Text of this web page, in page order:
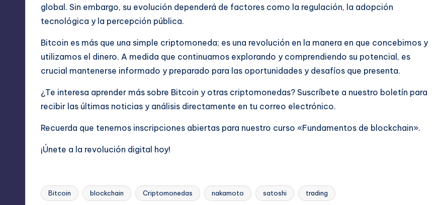
global. Sin embargo, su evolución dependerá de factores como la regulación, la adopción
tecnológica y la percepción pública.
Bitcoin es más que una simple criptomoneda; es una revolución en la manera en que concebimos y
utilizamos el dinero. A medida que continuamos explorando y comprendiendo su potencial, es
crucial mantenerse informado y preparado para las oportunidades y desafíos que presenta.
¿Te interesa aprender más sobre Bitcoin y otras criptomonedas? Suscríbete a nuestro boletín para
recibir las últimas noticias y análisis directamente en tu correo electrónico.
Recuerda que tenemos inscripciones abiertas para nuestro curso «Fundamentos de blockchain».
¡Únete a la revolución digital hoy!
Bitcoin blockchain Criptomonedas nakamoto satoshi trading